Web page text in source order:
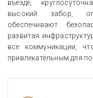
въезде,
высокий забор,
обеспечивают
развитая
все коммуникации,
привлекательным для